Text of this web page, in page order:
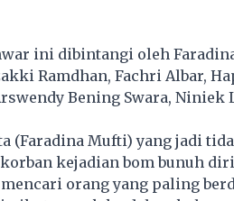
ini dibintangi oleh
Ramdhan, Fachri Albar,
Bening Swara, Niniek
(Faradina Mufti) yang jadi
kejadian bom bunuh
orang yang paling